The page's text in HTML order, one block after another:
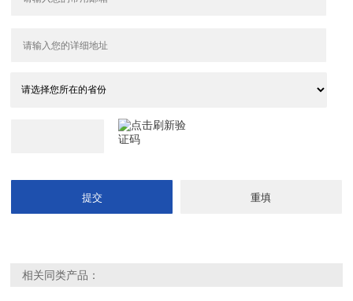
相关同类产品：